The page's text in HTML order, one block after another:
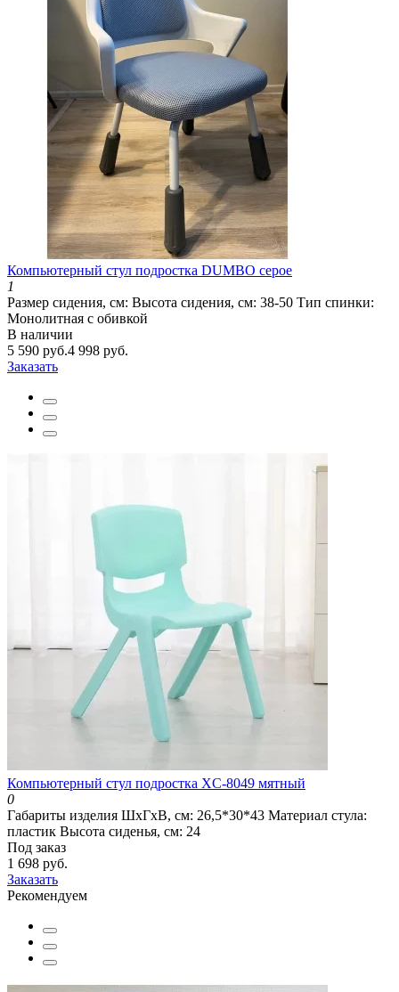
Компьютерный стул подростка DUMBO серое
1
Размер сидения, см: Высота сидения, см: 38-50 Тип спинки:
Монолитная с обивкой
В наличии
5 590 руб.4 998 руб.
Заказать
Компьютерный стул подростка XC-8049 мятный
0
Габариты изделия ШхГхВ, см: 26,5*30*43 Материал стула:
пластик Высота сиденья, см: 24
Под заказ
1 698 руб.
Заказать
Рекомендуем